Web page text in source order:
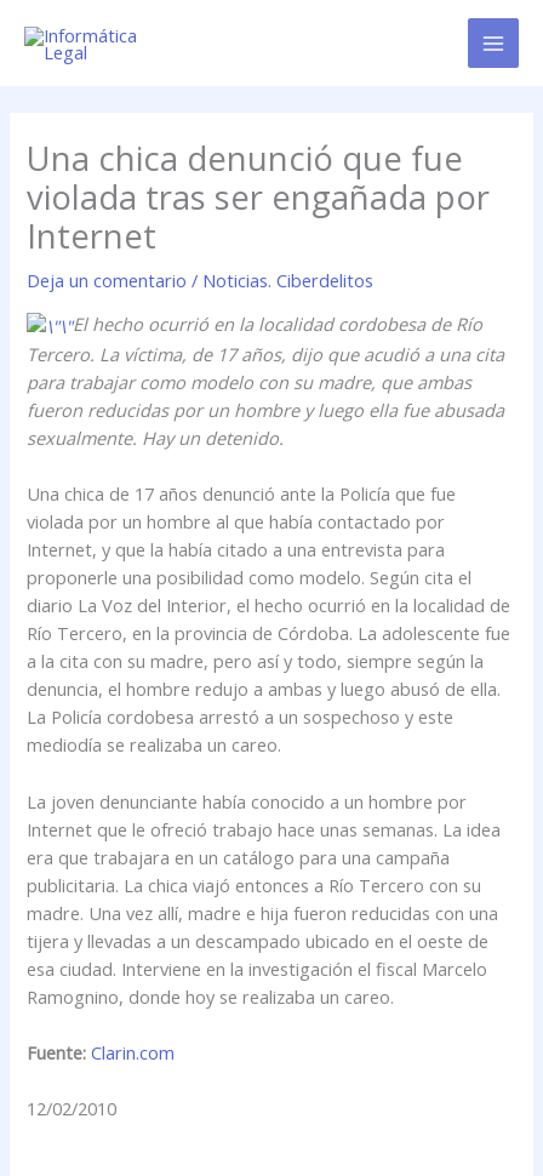
contenido
Una chica denunció que fue
violada tras ser engañada por
Internet
Deja un comentario / Noticias. Ciberdelitos
El hecho ocurrió en la localidad cordobesa de Río
Tercero. La víctima, de 17 años, dijo que acudió a una cita
para trabajar como modelo con su madre, que ambas
fueron reducidas por un hombre y luego ella fue abusada
sexualmente. Hay un detenido.
Una chica de 17 años denunció ante la Policía que fue
violada por un hombre al que había contactado por
Internet, y que la había citado a una entrevista para
proponerle una posibilidad como modelo. Según cita el
diario La Voz del Interior, el hecho ocurrió en la localidad de
Río Tercero, en la provincia de Córdoba. La adolescente fue
a la cita con su madre, pero así y todo, siempre según la
denuncia, el hombre redujo a ambas y luego abusó de ella.
La Policía cordobesa arrestó a un sospechoso y este
mediodía se realizaba un careo.
La joven denunciante había conocido a un hombre por
Internet que le ofreció trabajo hace unas semanas. La idea
era que trabajara en un catálogo para una campaña
publicitaria. La chica viajó entonces a Río Tercero con su
madre. Una vez allí, madre e hija fueron reducidas con una
tijera y llevadas a un descampado ubicado en el oeste de
esa ciudad. Interviene en la investigación el fiscal Marcelo
Ramognino, donde hoy se realizaba un careo.
Fuente: Clarin.com
12/02/2010